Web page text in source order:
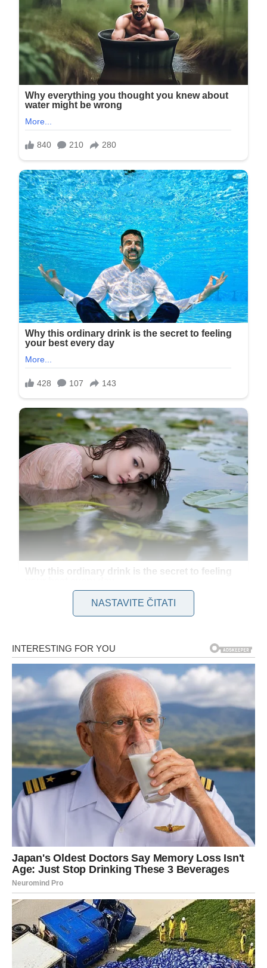
Ovaj sastojak, koji se obično koristi za pripremu mlečnih
napitaka, u svetu kulinarstva ima mnogo širu primenu.
Njegova moć leži u tome što pomaže da meso zadrži vlagu,
čineći ga mekšim i sočnijim.
Dodajte samo malo mleka u prahu u mleveno meso i obrok
će dobiti sasvim novu dimenziju. Na primer, za kilogram
mlevenog mesa, dovoljno je da ubacite samo jednu
kašičicu mleka u prahu. Ovaj mali trik čini čuda. Meso
postaje savršeno vlažno, sa bogatim i punim ukusom koji
je ranije bio neostvariv. Mleko u prahu pomaže da se svi
ostali sastojci, poput začina, jaja i povrća, bolje povežu,
zadržavajući vlagu i pružajući mesu potrebnu sočnost.
Ovaj jednostavan dodatak omogućava da meso upije sve
tečnost koja bi inače isparila tokom kuvanja. Što znači da vaše
ćufte neće biti tvrde i suve, već mekane, sočne i punog ukusa.
Zanimljivo je to što mleko u prahu ne samo da čini meso
sočnijim, već i doprinosi savršenoj teksturi jela. Ćufte postaju
lagane, a meso je puno i bogato.
NASTAVITE ČITATI